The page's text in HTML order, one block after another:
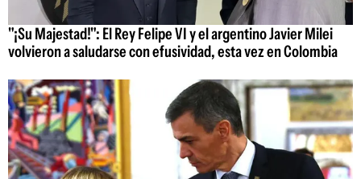
"¡Su Majestad!": El Rey Felipe VI y el argentino Javier Milei
volvieron a saludarse con efusividad, esta vez en Colombia